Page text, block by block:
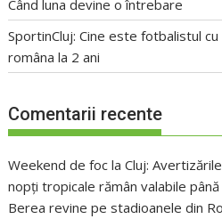
Când luna devine o întrebare
SportinCluj: Cine este fotbalistul
româna la 2 ani
Comentarii recente
Weekend de foc la Cluj:
nopți tropicale rămân valabile
Berea revine pe stadioanele din